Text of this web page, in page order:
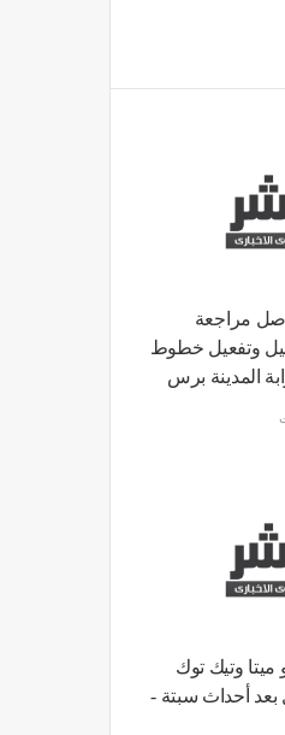
مراجعة
وتفعيل خطوط
المدينة برس
ميتا وتيك توك
بعد أحداث سبتة -